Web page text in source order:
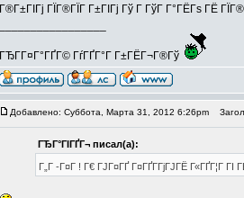
Г®Г±ГІГј ГЇГ®ГЇГ Г±ГІГј Гў Г ГўГ Г°ГЁГѕ ГЁ
ГЂГ­Г¤Г°ГҐГ© ГѓГҐГ°Г Г±ГЁГ¬Г®Гў
Добавлено: Суббота, Марта 31, 2012 6:26pm
ГЂГ°ГІГҐГ¬ писал(а):
Г„Г -Г¤Г ! Г€ ГЈГ¤ГҐ Г¤ГҐГ­ГјГЈГЁ Г«ГҐГ¦Г